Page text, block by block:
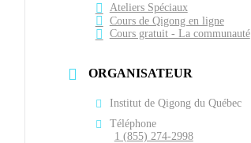
Ateliers Spéciaux
Cours de Qigong en ligne
Cours gratuit - La communauté
ORGANISATEUR
Institut de Qigong du Québec
Téléphone
1 (855) 274-2998